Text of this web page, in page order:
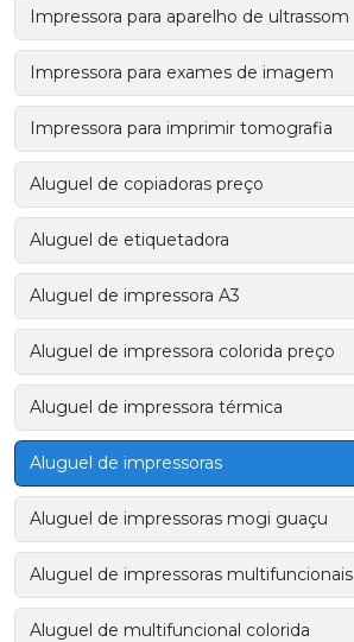
Impressora para aparelho de ultrassom
Impressora para exames de imagem
Impressora para imprimir tomografia
Aluguel de copiadoras preço
Aluguel de etiquetadora
Aluguel de impressora A3
Aluguel de impressora colorida preço
Aluguel de impressora térmica
Aluguel de impressoras
Aluguel de impressoras mogi guaçu
Aluguel de impressoras multifuncionais
Aluguel de multifuncional colorida